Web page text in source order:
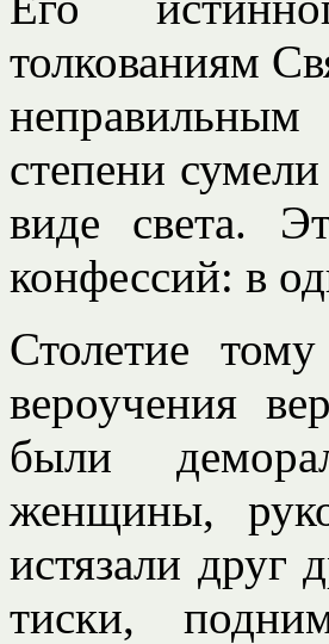
толкованиям
степени
виде света.
конфессий: в
Столетие
вероучения
были
женщины,
истязали друг
тиски,